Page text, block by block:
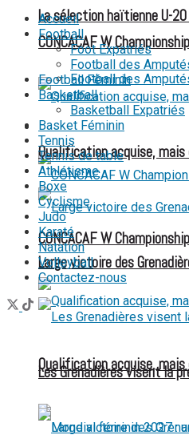
La sélection haïtienne U-
Football des
FOOTBALL FÉMININ
CONCACAF W
Qualification acquise, mais
CONCACAF W
Qualification acquise, mais
Large victoire des
Les Grenadières visent la
Accueil
Football
Foot Expatriés
Football des
Football Féminin
Basketball
Basketball Expatriés
Basket Féminin
Tennis
Tennis de table
Athlétisme
Boxe
Cyclisme
Judo
Karaté
Natation
Volleyball
Contactez-nous